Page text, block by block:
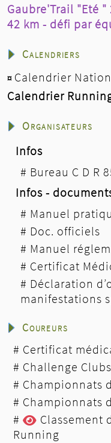
Gaubre'Trail "Eté "
42 km - défi par
Calendriers
¤ Calendrier
Calendrier
Organisateurs
Infos
# Bureau C D R
Infos -
# Manuel
# Doc. officiels
# Manuel
# Certificat
# Déclaration
manifestations
Coureurs
# Certificat
# Challenge
# Championnats
# Championnats
#
Classement
Running